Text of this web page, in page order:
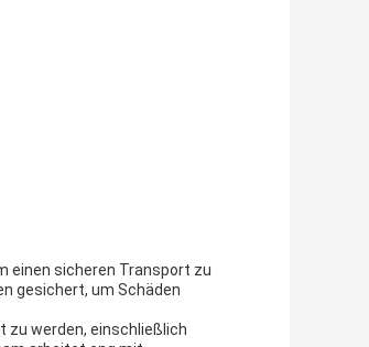
einen sicheren Transport zu
gesichert, um Schäden
zu werden, einschließlich